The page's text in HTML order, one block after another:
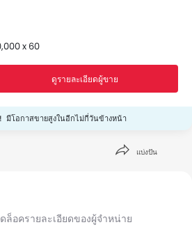
x 60
ดูรายละเอียดผู้ขาย
มีโอกาสขายสูงในอีกไม่กี่วันข้างหน้า
แบ่งปัน